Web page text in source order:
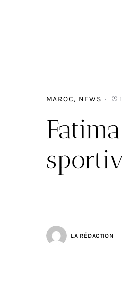
MAROC NEWS
LA RÉDACTION